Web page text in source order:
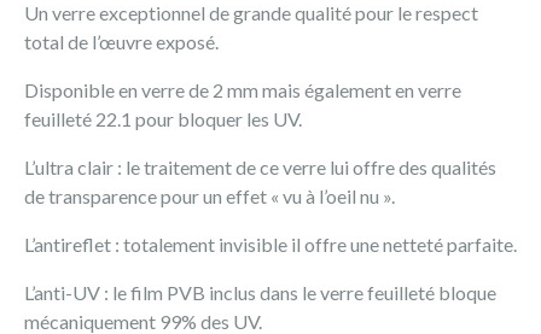
Un verre exceptionnel de grande qualité pour le respect
total de l’œuvre exposé.
Disponible en verre de 2 mm mais également en verre
feuilleté 22.1 pour bloquer les UV.
L’ultra clair : le traitement de ce verre lui offre des qualités
de transparence pour un effet « vu à l’oeil nu ».
L’antireflet : totalement invisible il offre une netteté parfaite.
L’anti-UV : le film PVB inclus dans le verre feuilleté bloque
mécaniquement 99% des UV.